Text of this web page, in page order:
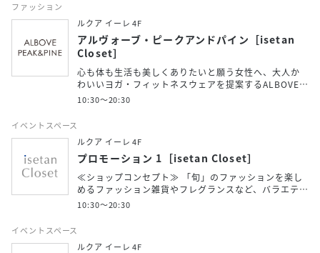
ファッション
ルクア イーレ 4F
アルヴォーブ・ピークアンドパイン［isetan
Closet］
心も体も生活も美しくありたいと願う女性へ、大人か
わいいヨガ・フィットネスウェアを提案するALBOVE…
10:30～20:30
イベントスペース
ルクア イーレ 4F
プロモーション 1［isetan Closet］
≪ショップコンセプト≫ 「旬」のファッションを楽し
めるファッション雑貨やフレグランスなど、バラエテ…
10:30～20:30
イベントスペース
ルクア イーレ 4F